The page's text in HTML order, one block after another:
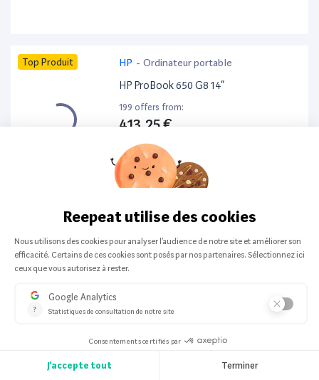
Top Produit HP - Ordinateur portable
HP ProBook 650 G8 14”
199 offers from:
413,25 €
Top Produit Apple- Smartphone
Apple iPhone 16 128Go
197 offers from: